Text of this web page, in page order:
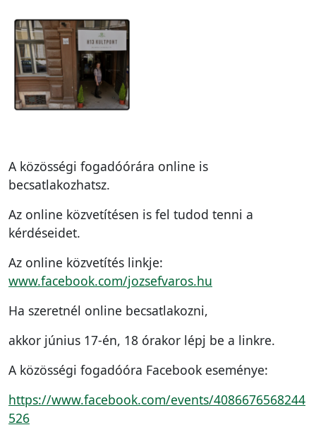
A közösségi fogadóórára online is
becsatlakozhatsz.
Az online közvetítésen is fel tudod tenni a
kérdéseidet.
Az online közvetítés linkje:
www.facebook.com/jozsefvaros.hu
Ha szeretnél online becsatlakozni,
akkor június 17-én, 18 órakor lépj be a linkre.
A közösségi fogadóóra Facebook eseménye:
https://www.facebook.com/events/4086676568244
526